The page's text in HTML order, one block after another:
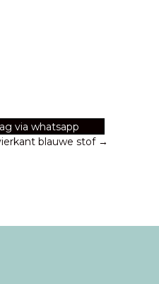
via whatsapp
blauwe stof →